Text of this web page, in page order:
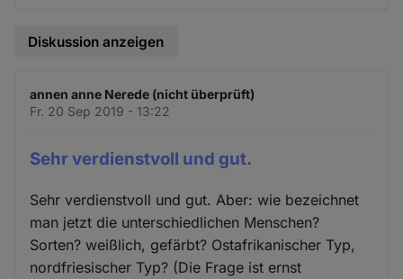
Diskussion anzeigen
annen anne Nerede (nicht überprüft)
Fr. 20 Sep 2019 - 13:22
Sehr verdienstvoll und gut.
Sehr verdienstvoll und gut. Aber: wie bezeichnet
man jetzt die unterschiedlichen Menschen?
Sorten? weißlich, gefärbt? Ostafrikanischer Typ,
nordfriesischer Typ? (Die Frage ist ernst